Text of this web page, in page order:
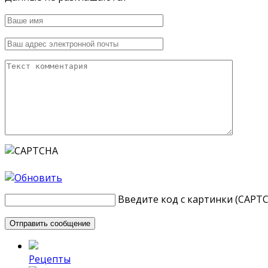
Введите код с картинки
Рецепты